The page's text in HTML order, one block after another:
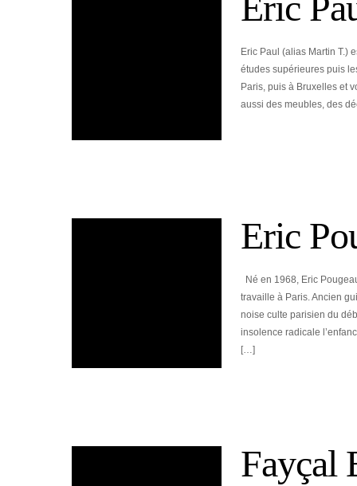
Eric Paul (alias Martin T.)
études supérieures puis
Paris, puis à Bruxelles et
aussi des meubles, des
Eric
Né en 1968, Eric
travaille à Paris. Ancien
noise culte parisien du
insolence radicale
[…]
Fayçal